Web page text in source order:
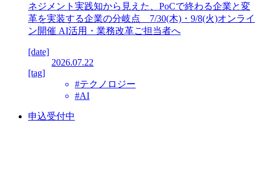
ネジメント実践知から見えた、PoCで終わる企業と変
革を実装する企業の分岐点 7/30(木)・9/8(火)オンライ
ン開催 AI活用・業務改革ご担当者へ
[date]
2026.07.22
[tag]
#テクノロジー
#AI
申込受付中